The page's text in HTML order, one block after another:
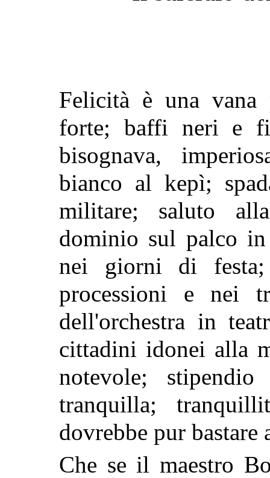
Felicità è una
forte; baffi neri e
bisognava,
bianco al kepì;
militare; saluto
dominio sul palco
nei giorni di festa;
processioni e nei
dell'orchestra in
cittadini idonei alla
notevole;
tranquilla;
dovrebbe pur
Che se il maestro